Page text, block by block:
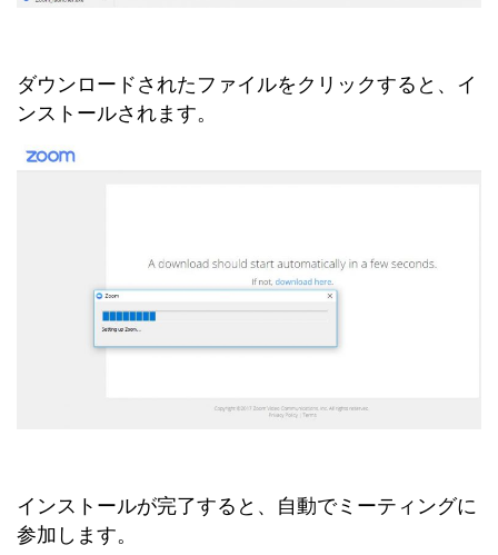
ダウンロードされたファイルをクリックすると、イ
ンストールされます。
インストールが完了すると、自動でミーティングに
参加します。